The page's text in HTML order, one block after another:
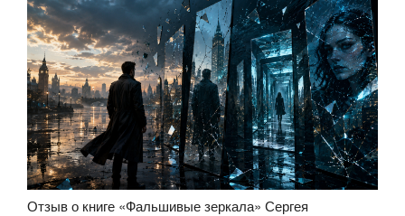
ты,
если
у
тебя
забрать
всё?»
Отзыв о книге «Фальшивые зеркала» Сергея